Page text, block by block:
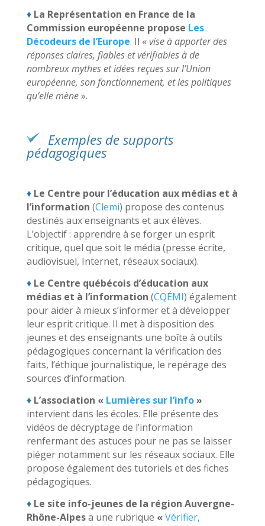
♦ La Représentation en France de la
Commission européenne propose Les
Décodeurs de l’Europe. Il «vise à apporter des
réponses claires, fiables et vérifiables à de
nombreux mythes et idées reçues sur l’Union
européenne, son fonctionnement, et les politiques
qu’elle mène».
Exemples de supports
pédagogiques
♦ Le Centre pour l’éducation aux médias et à
l’information (Clemi) propose des contenus
destinés aux enseignants et aux élèves.
L’objectif : apprendre à se forger un esprit
critique, quel que soit le média (presse écrite,
audiovisuel, Internet, réseaux sociaux).
♦ Le Centre québécois d’éducation aux
médias et à l’information (CQÉMI) également
pour aider à mieux s’informer et à développer
leur esprit critique. Il met à disposition des
jeunes et des enseignants une boîte à outils
pédagogiques concernant la vérification des
faits, l’éthique journalistique, le repérage des
sources d’information.
♦ L’association « Lumières sur l’info»
intervient dans les écoles. Elle présente des
vidéos de décryptage de l’information
renfermant des astuces pour ne pas se laisser
piéger notamment sur les réseaux sociaux. Elle
propose également des tutoriels et des fiches
pédagogiques.
♦ Le site info-jeunes de la région Auvergne-
Rhône-Alpesa une rubrique «Vérifier,